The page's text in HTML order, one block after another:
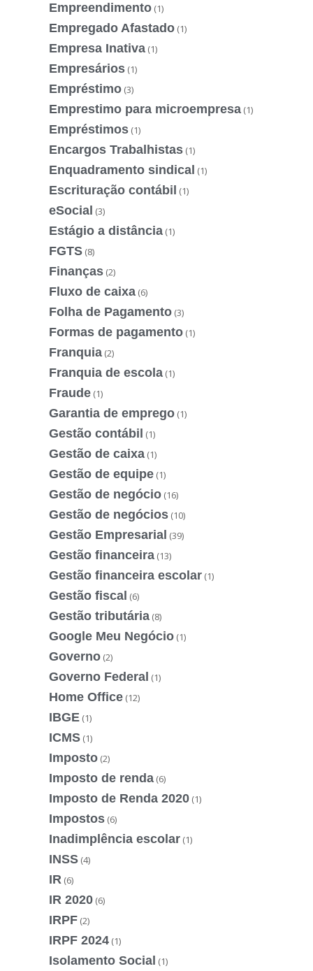
Empreendimento (1)
Empregado Afastado (1)
Empresa Inativa (1)
Empresários (1)
Empréstimo (3)
Emprestimo para microempresa (1)
Empréstimos (1)
Encargos Trabalhistas (1)
Enquadramento sindical (1)
Escrituração contábil (1)
eSocial (3)
Estágio a distância (1)
FGTS (8)
Finanças (2)
Fluxo de caixa (6)
Folha de Pagamento (3)
Formas de pagamento (1)
Franquia (2)
Franquia de escola (1)
Fraude (1)
Garantia de emprego (1)
Gestão contábil (1)
Gestão de caixa (1)
Gestão de equipe (1)
Gestão de negócio (16)
Gestão de negócios (10)
Gestão Empresarial (39)
Gestão financeira (13)
Gestão financeira escolar (1)
Gestão fiscal (6)
Gestão tributária (8)
Google Meu Negócio (1)
Governo (2)
Governo Federal (1)
Home Office (12)
IBGE (1)
ICMS (1)
Imposto (2)
Imposto de renda (6)
Imposto de Renda 2020 (1)
Impostos (6)
Inadimplência escolar (1)
INSS (4)
IR (6)
IR 2020 (6)
IRPF (2)
IRPF 2024 (1)
Isolamento Social (1)